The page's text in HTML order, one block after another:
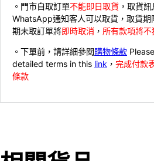
。門市自取訂單不能即日取貨 ，取貨
WhatsApp通知客人可以取貨，取貨期
期未取訂單將即時取消 ， 所有款項將不
。下單前，請詳細參閱購物條款
detailed terms in this link ， 完成付款
條款